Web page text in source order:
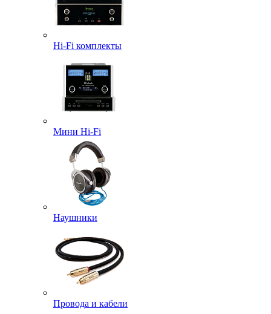
Hi-Fi комплекты
Мини Hi-Fi
Наушники
Провода и кабели